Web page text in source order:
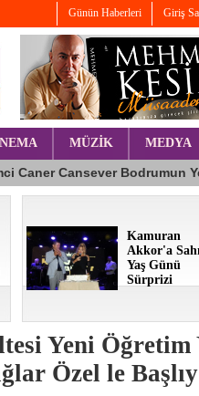
Günün Haberleri Giriş
MÜZİK MEDYA
Kamuran
Akkor'a
Yaş Günü
Sürprizi
Yeni Öğretim
Özel le